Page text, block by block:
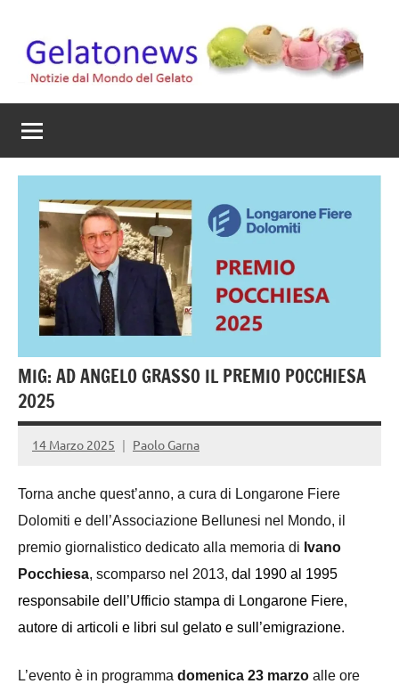
contenuto
Gelato
News
mondo
del
artigianale
MIG: AD ANGELO GRASSO IL PREMIO POCCHIESA
2025
14 Marzo 2025 Paolo Garna
Torna anche quest’anno, a cura di Longarone Fiere
Dolomiti e dell’Associazione Bellunesi nel Mondo, il
premio giornalistico dedicato alla memoria di Ivano
Pocchiesa, scomparso nel 2013, dal 1990 al 1995
responsabile dell’Ufficio stampa di Longarone Fiere,
autore di articoli e libri sul gelato e sull’emigrazione.
L’evento è in programma domenica 23 marzo alle ore